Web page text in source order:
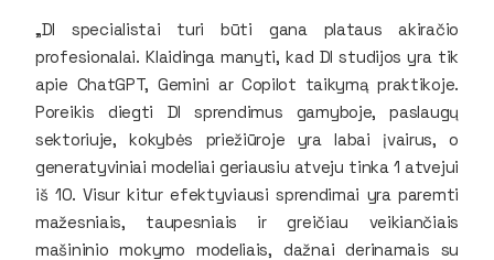
„DI specialistai turi būti gana plataus akiračio
profesionalai. Klaidinga manyti, kad DI studijos yra tik
apie ChatGPT, Gemini ar Copilot taikymą praktikoje.
Poreikis diegti DI sprendimus gamyboje, paslaugų
sektoriuje, kokybės priežiūroje yra labai įvairus, o
generatyviniai modeliai geriausiu atveju tinka 1 atvejui
iš 10. Visur kitur efektyviausi sprendimai yra paremti
mažesniais, taupesniais ir greičiau veikiančiais
mašininio mokymo modeliais, dažnai derinamais su